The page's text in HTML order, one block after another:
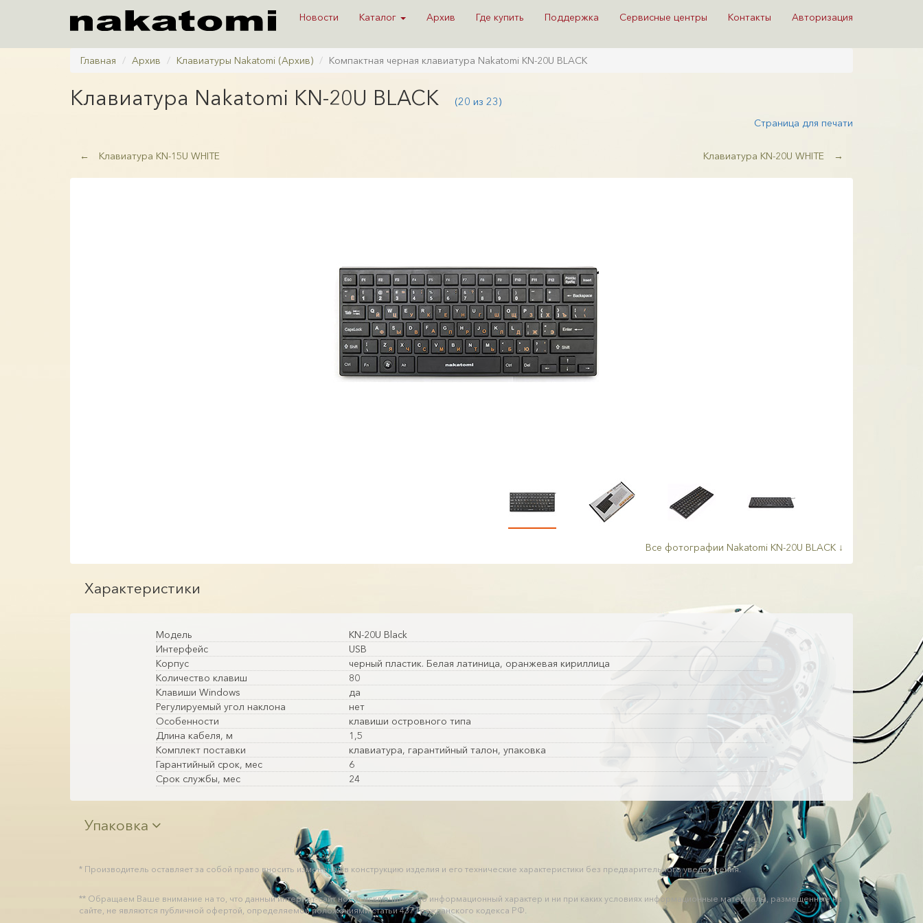
Новости Каталог Архив Где купить Поддержка Сервисные центры Контакты Авторизация
Главная Архив Клавиатуры Nakatomi (Архив) Компактная черная клавиатура Nakatomi KN-20U BLACK
Клавиатура Nakatomi KN-20U BLACK (20 из 23)
Страница для печати
← Клавиатура KN-15U WHITE Клавиатура KN-20U WHITE →
Все фотографии Nakatomi KN-20U BLACK ↓
Характеристики
Модель
KN-20U Black
Интерфейс
USB
Корпус
черный пластик. Белая латиница, оранжевая кириллица
Количество клавиш
80
Клавиши Windows
да
Регулируемый угол наклона
нет
Особенности
клавиши островного типа
Длина кабеля, м
1,5
Комплект поставки
клавиатура, гарантийный талон, упаковка
Гарантийный срок, мес
6
Срок службы, мес
24
Упаковка
* Производитель оставляет за собой право вносить изменения в конструкцию изделия и его технические характеристики без предварительного уведомления.
** Обращаем Ваше внимание на то, что данный интернет-сайт носит исключительно информационный характер и ни при каких условиях информационные материалы, размещенные на
сайте, не являются публичной офертой, определяемой положениями статьи 437 Гражданского кодекса РФ.